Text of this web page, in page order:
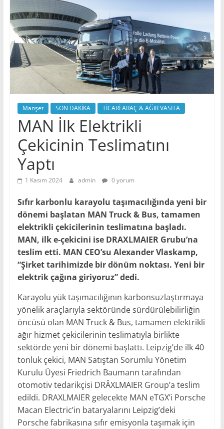
Manşet SON DAKİKA TİCARİ ARAÇ & AĞIR VASITA
MAN İlk Elektrikli
Çekicinin Teslimatını
Yaptı
1 Kasım 2024 admin 0 yorum
Sıfır karbonlu karayolu taşımacılığında yeni bir
dönemi başlatan MAN Truck & Bus, tamamen
elektrikli çekicilerinin teslimatına başladı.
MAN, ilk e-çekicini ise DRAXLMAIER Grubu’na
teslim etti. MAN CEO’su Alexander Vlaskamp,
“Şirket tarihimizde bir dönüm noktası. Yeni bir
elektrik çağına giriyoruz” dedi.
Karayolu yük taşımacılığının karbonsuzlaştırmaya
yönelik araçlarıyla sektöründe sürdürülebilirliğin
öncüsü olan MAN Truck & Bus, tamamen elektrikli
ağır hizmet çekicilerinin teslimatıyla birlikte
sektörde yeni bir dönemi başlattı. Leipzig’de ilk 40
tonluk çekici, MAN Satıştan Sorumlu Yönetim
Kurulu Üyesi Friedrich Baumann tarafından
otomotiv tedarikçisi DRÂXLMAIER Group’a teslim
edildi. DRAXLMAIER gelecekte MAN eTGX’i Porsche
Macan Electric’in bataryalarını Leipzig’deki
Porsche fabrikasına sıfır emisyonla taşımak için